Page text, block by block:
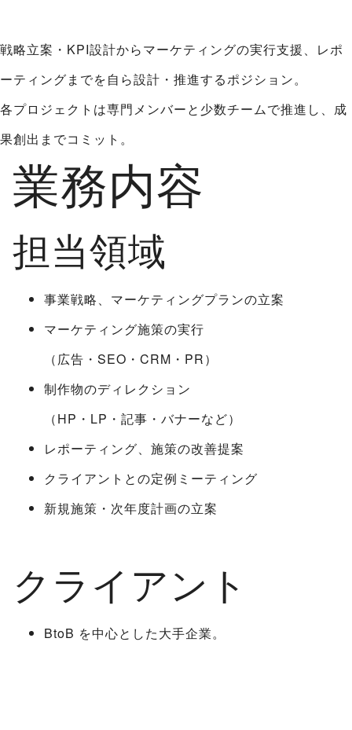
戦略立案・KPI設計からマーケティングの実行支援、レポ
ーティングまでを自ら設計・推進するポジション。
各プロジェクトは専門メンバーと少数チームで推進し、成
果創出までコミット。
業務内容
担当領域
事業戦略、マーケティングプランの立案
マーケティング施策の実行
（広告・SEO・CRM・PR）
制作物のディレクション
（HP・LP・記事・バナーなど）
レポーティング、施策の改善提案
クライアントとの定例ミーティング
新規施策・次年度計画の立案
クライアント
BtoB を中心とした大手企業。